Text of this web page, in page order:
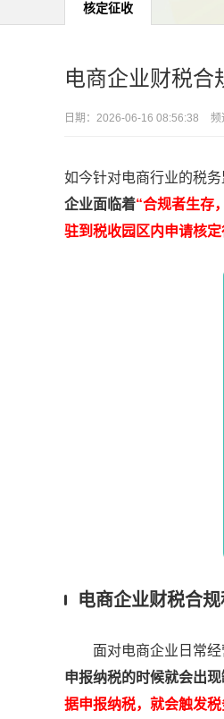
核定征收
电商企业财税合
日期： 2026-06-16 08:56:38 频
如今针对电商行业的税
企业面临着“合规者生存
驻到税收园区内申请核
电商企业财税合规
面对电商企业日常经
申报纳税的时候就会出
据申报纳税，就会触发